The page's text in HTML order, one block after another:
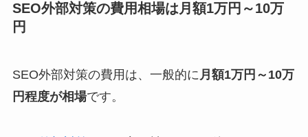
SEO外部対策の費用相場は月額1万円～10万
円
SEO外部対策の費用は、一般的に 月額1万円～10万
円程度が相場です。